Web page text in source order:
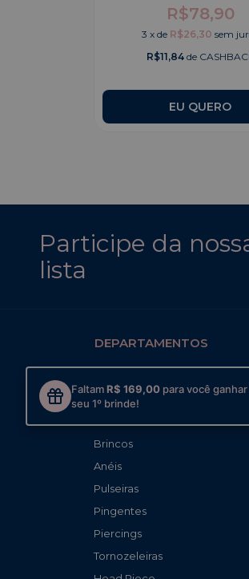
R$78,90
3 xde R$26,30 sem
R$11,84de
Participe da
lista
DEPARTAMENTOS
Mixes Prontos
Colares
Brincos
Anéis
Pulseiras
Pingentes
Piercings
Tornozeleiras
FaltamR$ 169,00 para você ganhar
seu 1º brinde!